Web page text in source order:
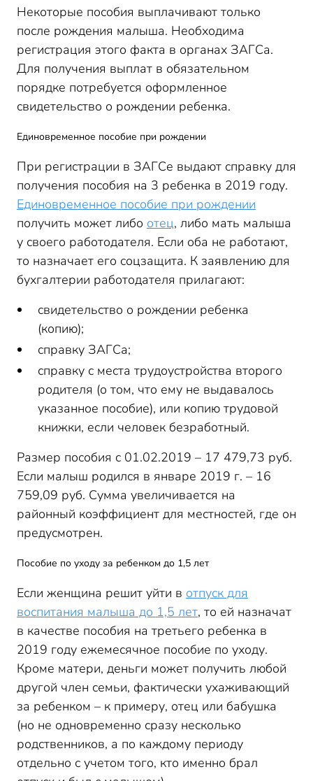
Некоторые пособия выплачивают только
после рождения малыша. Необходима
регистрация этого факта в органах ЗАГСа.
Для получения выплат в обязательном
порядке потребуется оформленное
свидетельство о рождении ребенка.
Единовременное пособие при рождении
При регистрации в ЗАГСе выдают справку для
получения пособия на 3 ребенка в 2019 году.
Единовременное пособие при рождении
получить может либо отец, либо мать малыша
у своего работодателя. Если оба не работают,
то назначает его соцзащита. К заявлению для
бухгалтерии работодателя прилагают:
свидетельство о рождении ребенка
(копию);
справку ЗАГСа;
справку с места трудоустройства второго
родителя (о том, что ему не выдавалось
указанное пособие), или копию трудовой
книжки, если человек безработный.
Размер пособия с 01.02.2019 – 17 479,73 руб.
Если малыш родился в январе 2019 г. – 16
759,09 руб. Сумма увеличивается на
районный коэффициент для местностей, где он
предусмотрен.
Пособие по уходу за ребенком до 1,5 лет
Если женщина решит уйти в отпуск для
воспитания малыша до 1,5 лет, то ей назначат
в качестве пособия на третьего ребенка в
2019 году ежемесячное пособие по уходу.
Кроме матери, деньги может получить любой
другой член семьи, фактически ухаживающий
за ребенком – к примеру, отец или бабушка
(но не одновременно сразу несколько
родственников, а по каждому периоду
отдельно с учетом того, кто именно брал